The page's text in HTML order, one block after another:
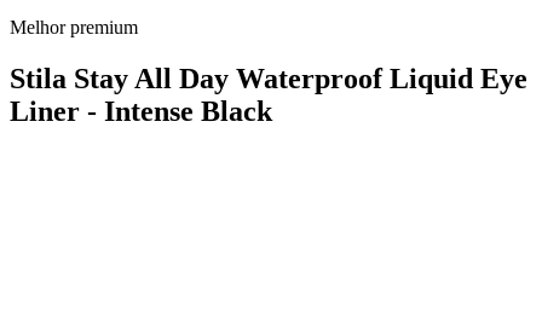
Melhor premium
Stila Stay All Day Waterproof Liquid Eye
Liner - Intense Black